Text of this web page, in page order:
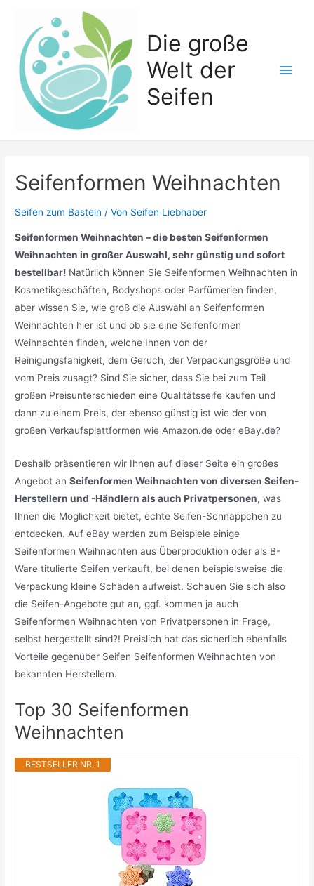
springen
Die große
Welt der
Seifen
Seifenformen Weihnachten
Seifen zum Basteln / Von Seifen Liebhaber
Seifenformen Weihnachten – die besten Seifenformen
Weihnachten in großer Auswahl, sehr günstig und sofort
bestellbar! Natürlich können Sie Seifenformen Weihnachten in
Kosmetikgeschäften, Bodyshops oder Parfümerien finden,
aber wissen Sie, wie groß die Auswahl an Seifenformen
Weihnachten hier ist und ob sie eine Seifenformen
Weihnachten finden, welche Ihnen von der
Reinigungsfähigkeit, dem Geruch, der Verpackungsgröße und
vom Preis zusagt? Sind Sie sicher, dass Sie bei zum Teil
großen Preisunterschieden eine Qualitätsseife kaufen und
dann zu einem Preis, der ebenso günstig ist wie der von
großen Verkaufsplattformen wie Amazon.de oder eBay.de?
Deshalb präsentieren wir Ihnen auf dieser Seite ein großes
Angebot anSeifenformen Weihnachten von diversen Seifen-
Herstellern und -Händlern als auch Privatpersonen, was
Ihnen die Möglichkeit bietet, echte Seifen-Schnäppchen zu
entdecken. Auf eBay werden zum Beispiele einige
Seifenformen Weihnachten aus Überproduktion oder als B-
Ware titulierte Seifen verkauft, bei denen beispielsweise die
Verpackung kleine Schäden aufweist. Schauen Sie sich also
die Seifen-Angebote gut an, ggf. kommen ja auch
Seifenformen Weihnachten von Privatpersonen in Frage,
selbst hergestellt sind?! Preislich hat das sicherlich ebenfalls
Vorteile gegenüber Seifen Seifenformen Weihnachten von
bekannten Herstellern.
Top 30 Seifenformen
Weihnachten
BESTSELLER NR. 1